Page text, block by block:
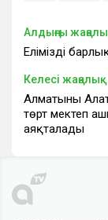
Алдыңғы
Еліміздің
Келесі жаңалық
Алматының
төрт мектеп
аяқталады